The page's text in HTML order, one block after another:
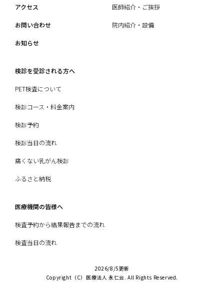
・定められた研修期間、研修内容、研修施設等の条件を満たしてい
など
・5年ごとに更新を行う。
規程
」をご覧ください。
アクセス
お問い合わせ
お知らせ
医師紹介・ご挨拶
院内紹介・設備
検診を受診される方へ
PET検査について
検診コース・料金案内
検診予約
検診当日の流れ
痛くない乳がん検診
ふるさと納税
医療機関の皆様へ
検査予約から結果報告までの流れ
検査当日の流れ
2026/8/5更新
Copyright（C）医療法人 永仁会. All Rights Reserved.